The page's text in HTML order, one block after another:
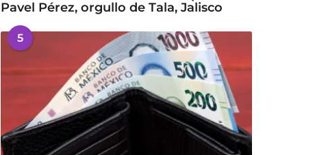
Pavel Pérez, orgullo de Tala, Jalisco
5